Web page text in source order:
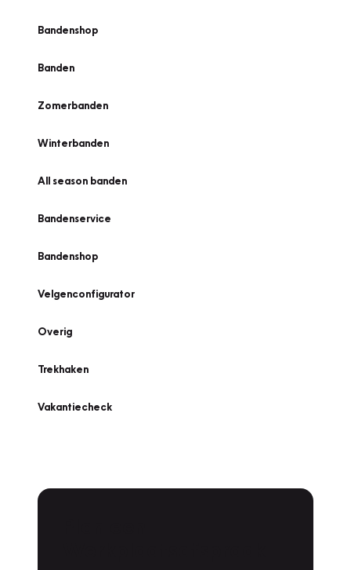
Bandenshop
Banden
Zomerbanden
Winterbanden
All season banden
Bandenservice
Bandenshop
Velgenconfigurator
Overig
Trekhaken
Vakantiecheck